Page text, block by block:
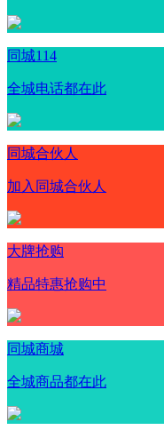
同城114
全城电话都在此
同城合伙人
加入同城合伙人
大牌抢购
精品特惠抢购中
同城商城
全城商品都在此